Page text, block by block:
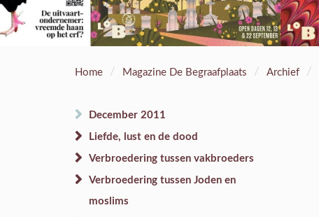
Home / Magazine De Begraafplaats / Archief /
December 2011
Liefde, lust en de dood
Verbroedering tussen vakbroeders
Verbroedering tussen Joden en
moslims